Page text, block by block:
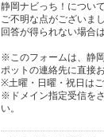
静岡ナビっち！につい
ご不明な点がございま
回答が得られない場合は
※このフォームは、静
ポットの連絡先に直接
※土曜・日曜・祝日は
※ドメイン指定受信を
い。